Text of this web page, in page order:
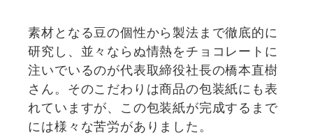
素材となる豆の個性から製法まで徹底的に
研究し、並々ならぬ情熱をチョコレートに
注いでいるのが代表取締役社長の橋本直樹
さん。そのこだわりは商品の包装紙にも表
れていますが、この包装紙が完成するまで
には様々な苦労がありました。